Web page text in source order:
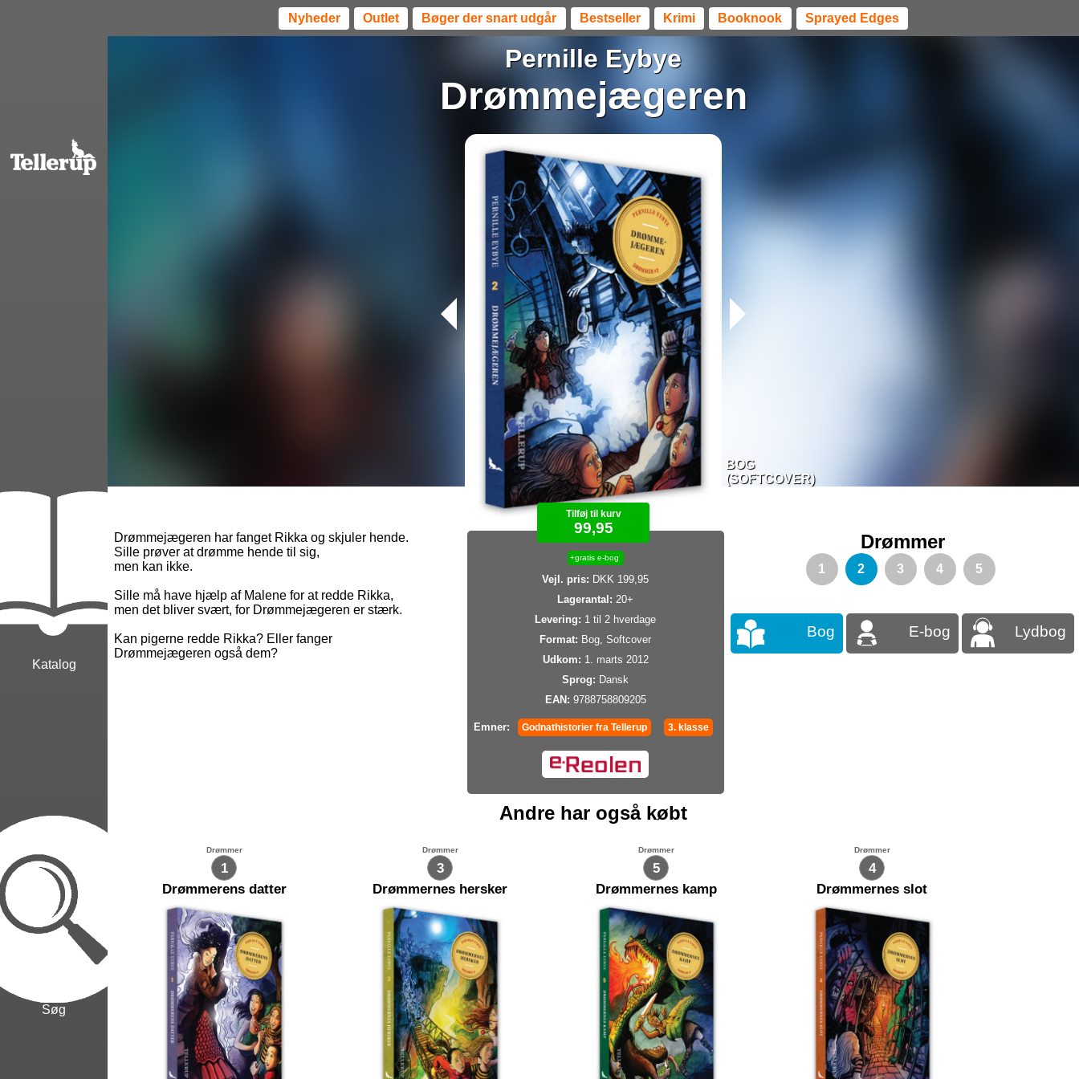
Nyheder Outlet Bøger der snart udgår Bestseller Krimi Booknook Sprayed Edges
Katalog
Søg
Pernille Eybye
Drømmejægeren
BOG
(SOFTCOVER)
Tilføj til kurv
99,95
+gratis e-bog
Vejl. pris: DKK 199,95
Lagerantal: 20+
Levering: 1 til 2 hverdage
Format: Bog, Softcover
Udkom: 1. marts 2012
Sprog: Dansk
EAN: 9788758809205
Emner: Godnathistorier fra Tellerup 3. klasse
Drømmejægeren har fanget Rikka og skjuler hende.
Sille prøver at drømme hende til sig,
men kan ikke.
Sille må have hjælp af Malene for at redde Rikka,
men det bliver svært, for Drømmejægeren er stærk.
Kan pigerne redde Rikka? Eller fanger
Drømmejægeren også dem?
Drømmer
1 2 3 4 5
Bog E-bog Lydbog
Andre har også købt
1
Drømmer
Drømmerens datter
3
Drømmer
Drømmernes hersker
5
Drømmer
Drømmernes kamp
4
Drømmer
Drømmernes slot